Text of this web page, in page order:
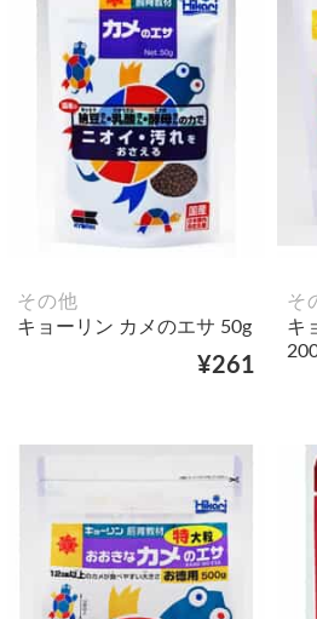
その他
キョーリン カメのエサ 50g
¥261
そ
キ